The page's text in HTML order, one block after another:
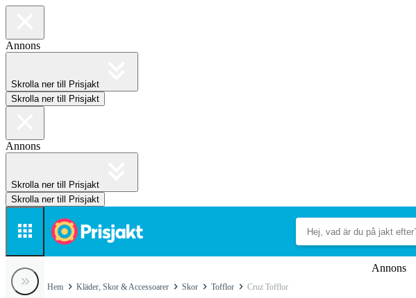
Annons
Skrolla ner till Prisjakt
Skrolla ner till Prisjakt
Annons
Skrolla ner till Prisjakt
Skrolla ner till Prisjakt
Annons
Hem Kläder, Skor & Accessoarer Skor Tofflor Cruz Tofflor